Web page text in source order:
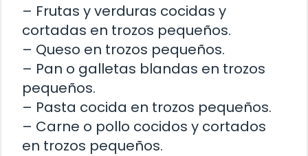
– Frutas y verduras cocidas y
cortadas en trozos pequeños.
– Queso en trozos pequeños.
– Pan o galletas blandas en trozos
pequeños.
– Pasta cocida en trozos pequeños.
– Carne o pollo cocidos y cortados
en trozos pequeños.